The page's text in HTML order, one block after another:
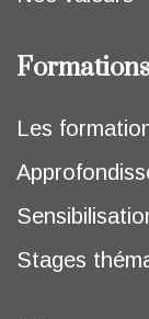
Formations
Les
Stages